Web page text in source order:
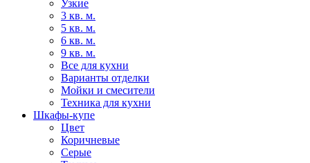
Узкие
3 кв. м.
5 кв. м.
6 кв. м.
9 кв. м.
Все для кухни
Варианты отделки
Мойки и смесители
Техника для кухни
Шкафы-купе
Цвет
Коричневые
Серые